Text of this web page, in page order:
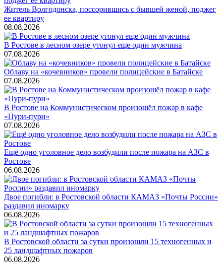
Житель Волгодонска, поссорившись с бывшей женой, поджег
ее квартиру
08.08.2026
В Ростове в лесном озере утонул еще один мужчина
07.08.2026
Облаву на «кочевников» провели полицейские в Батайске
07.08.2026
В Ростове на Коммунистическом произошёл пожар в кафе
«Пури-пури»
07.08.2026
Ещё одно уголовное дело возбудили после пожара на АЗС в
Ростове
06.08.2026
Двое погибли: в Ростовской области КАМАЗ «Почты России»
раздавил иномарку
06.08.2026
В Ростовской области за сутки произошли 15 техногенных и
25 ландшафтных пожаров
06.08.2026